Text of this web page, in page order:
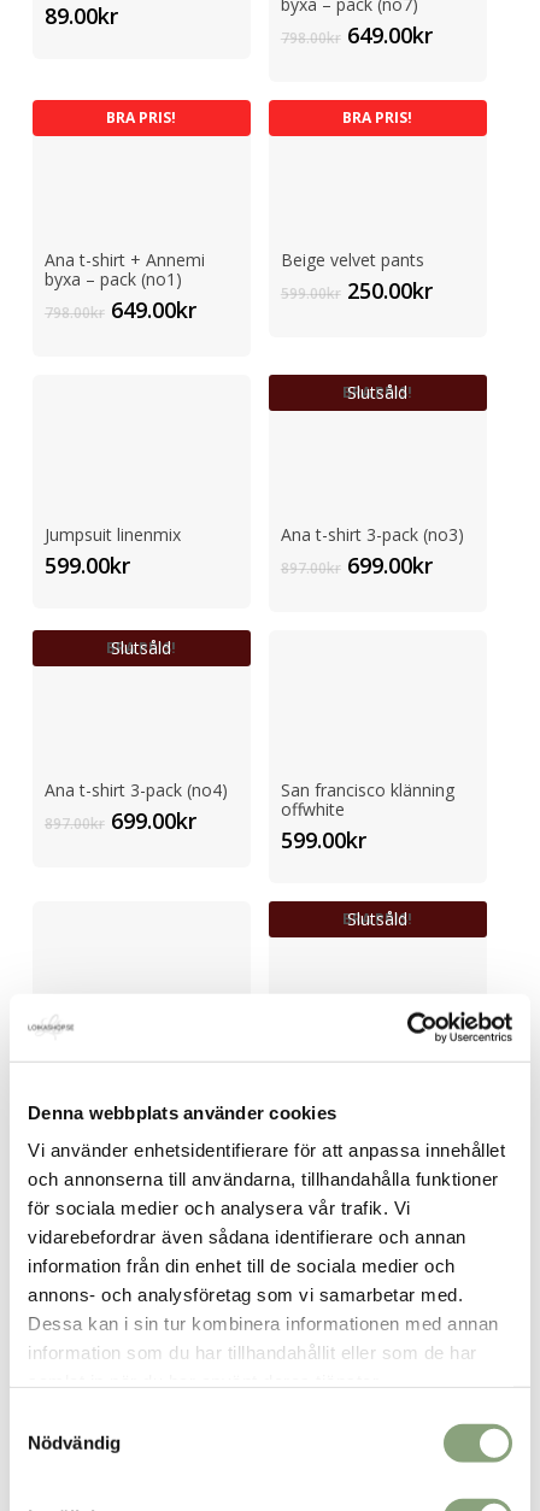
Denna webbplats använder cookies
Vi använder enhetsidentifierare för att anpassa innehållet
och annonserna till användarna, tillhandahålla funktioner
för sociala medier och analysera vår trafik. Vi
vidarebefordrar även sådana identifierare och annan
information från din enhet till de sociala medier och
annons- och analysföretag som vi samarbetar med.
Dessa kan i sin tur kombinera informationen med annan
information som du har tillhandahållit eller som de har
Nödvändig
89.00kr
798.00kr Det
var:
798.00kr.
649.00krDet
649.00kr.
BRA PRIS!
Ana t-shirt + Annemi
byxa – pack (no1)
798.00kr Det
649.00krDet
649.00kr.
BRA PRIS!
Beige velvet pants
599.00kr Det
var:
599.00kr.
250.00krDet
är:
Jumpsuit linenmix
599.00kr
BRA PRIS!
Slutsåld
Ana t-shirt 3-pack (no3)
897.00kr Det
699.00krDet
BRA PRIS!
Slutsåld
Ana t-shirt 3-pack (no4)
897.00kr Det
699.00krDet
nuvarande
San francisco klänning
offwhite
599.00kr
Iconic klänning vit
BRA PRIS!
Slutsåld
Pink velvet hårband
priset
var:
49.00kr.
priset
är:
Boho cardigan svart
1,399.00 kr
San francisco klänning
kaki
599.00kr
BRA PRIS!